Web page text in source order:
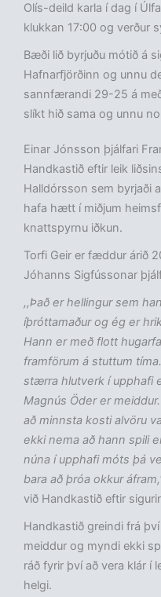
Olís-deild karla í dag í
klukkan 17:00 og verður
Bæði lið byrjuðu mótið á
Hafnarfjörðinn og unnu
sannfærandi 29-25 á
slíkt hið sama og unnu
Einar Jónsson þjálfari
Handkastið eftir leik
Halldórsson sem byrjaði
hafa hætt í miðjum
knattspyrnu iðkun.
Torfi Geir er fæddur árið
Jóhanns Sigfússonar
,,Það er hellingur sem
íþróttamaður og ég er
Hann er með flott
framförum á stuttum
stærra hlutverk í upphafi
Magnús Öder er
að minnsta kosti alvöru
ekki nema að hann spili
núna í upphafi móts þá
bara að þróa okkur
við Handkastið eftir
Handkastið greindi frá
meiddur og myndi ekki
ráð fyrir því að vera klár í
helgi.